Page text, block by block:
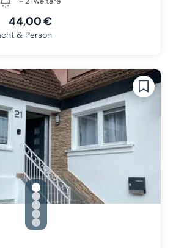
44,00 €
& Person
gallery.slide_selector
Zu Slide 1 wechseln
Zu Slide 2 wechseln
Zu Slide 3 wechseln
Zu Slide 4 wechseln
Zu Slide 5 wechseln